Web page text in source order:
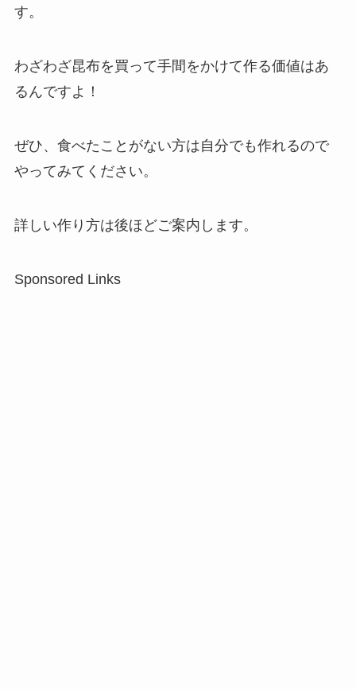
す。
わざわざ昆布を買って手間をかけて作る価値はあ
るんですよ！
ぜひ、食べたことがない方は自分でも作れるので
やってみてください。
詳しい作り方は後ほどご案内します。
Sponsored Links